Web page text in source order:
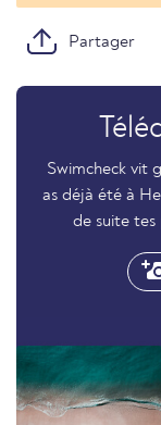
Partager
Swimcheck vit
as déjà été à
de suite tes